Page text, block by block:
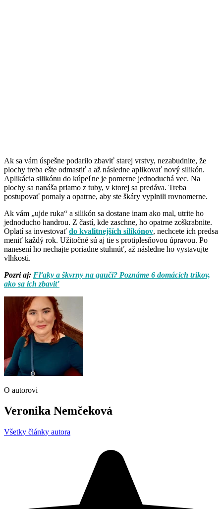
Ak sa vám úspešne podarilo zbaviť starej vrstvy, nezabudnite, že
plochy treba ešte odmastiť a až následne aplikovať nový silikón.
Aplikácia silikónu do kúpeľne je pomerne jednoduchá vec. Na
plochy sa nanáša priamo z tuby, v ktorej sa predáva. Treba
postupovať pomaly a opatrne, aby ste škáry vyplnili rovnomerne.
Ak vám „ujde ruka“ a silikón sa dostane inam ako mal, utrite ho
jednoducho handrou. Z častí, kde zaschne, ho opatrne zoškrabnite.
Oplatí sa investovať do kvalitnejších silikónov, nechcete ich predsa
meniť každý rok. Užitočné sú aj tie s protiplesňovou úpravou. Po
nanesení ho nechajte poriadne stuhnúť, až následne ho vystavujte
vlhkosti.
Pozri aj: Fľaky a škvrny na gauči? Poznáme 6 domácich trikov,
ako sa ich zbaviť
O autorovi
Veronika Nemčeková
Všetky články autora